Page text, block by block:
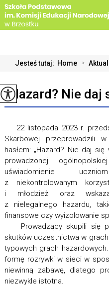
Jesteś tutaj: Home >
„Hazard? Nie daj
22 listopada 2023 r.
Skarbowej przeprowadzili
hasłem: „Hazard? Nie daj
prowadzonej
uświadomienie
z niekontrolowanym
i młodzież oraz
z nielegalnego hazardu,
finansowe czy wyizolowanie
Prowadzący skupili się
skutków uczestnictwa w
typowych grach
formę rozrywki w sieci w
niewinną zabawę, dlatego
niezwykle istotna.